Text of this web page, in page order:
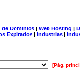
de Dominios| Web Hosting |
Expirados | Industrias |
[Pág.